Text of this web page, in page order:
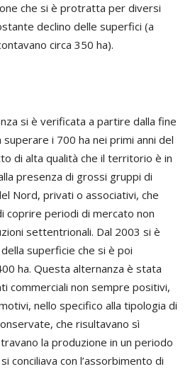
che si è protratta per diversi
declino delle superfici (a
circa 350 ha).
si è verificata a partire dalla fine
superare i 700 ha nei primi anni del
di alta qualità che il territorio è in
presenza di grossi gruppi di
Nord, privati o associativi, che
coprire periodi di mercato non
settentrionali. Dal 2003 si è
superficie che si è poi
ha. Questa alternanza è stata
commerciali non sempre positivi,
nello specifico alla tipologia di
che risultavano sì
la produzione in un periodo
conciliava con l’assorbimento di